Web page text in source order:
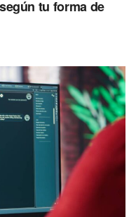
tu forma de